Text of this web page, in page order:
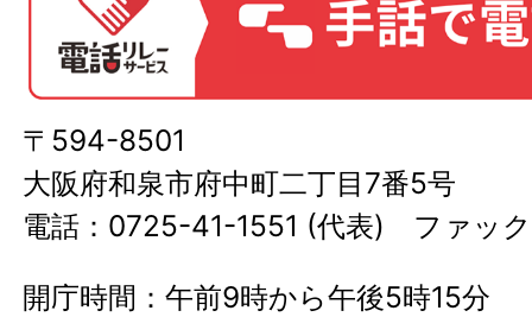
〒594-8501
大阪府和泉市府中町二丁目7番5号
電話：0725-41-1551 (代表) ファッ
開庁時間：午前9時から午後5時15分